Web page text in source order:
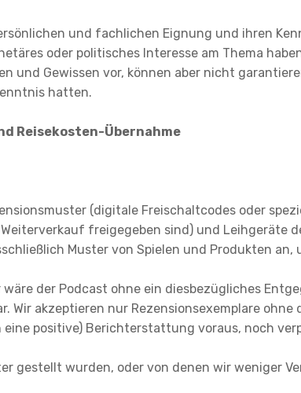
und fachlichen Eignung und ihren
oder politisches Interesse am Thema
und Gewissen vor, können aber nicht
hatten.
Reisekosten-Übernahme
(digitale Freischaltcodes oder
freigegeben sind) und Leihgeräte
Muster von Spielen und Produkten an,
wäre der Podcast ohne ein diesbezügliches
Wir akzeptieren nur Rezensionsexemplare
positive) Berichterstattung voraus, noch
gestellt wurden, oder von denen wir weniger